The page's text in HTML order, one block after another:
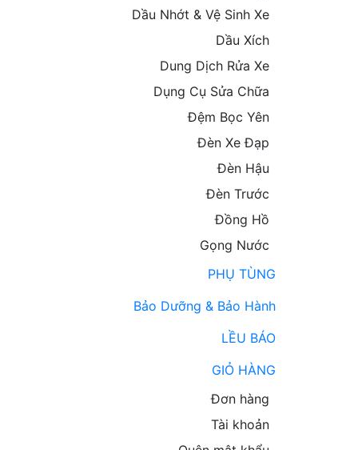
Dầu Nhớt & Vệ Sinh Xe
Dầu Xích
Dung Dịch Rửa Xe
Dụng Cụ Sửa Chữa
Đệm Bọc Yên
Đèn Xe Đạp
Đèn Hậu
Đèn Trước
Đồng Hồ
Gọng Nước
PHỤ TÙNG
Bảo Dưỡng & Bảo Hành
LỀU BÁO
GIỎ HÀNG
Đơn hàng
Tài khoản